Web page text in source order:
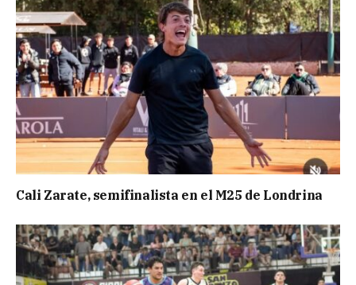
Cali Zarate, semifinalista en el M25 de Londrina